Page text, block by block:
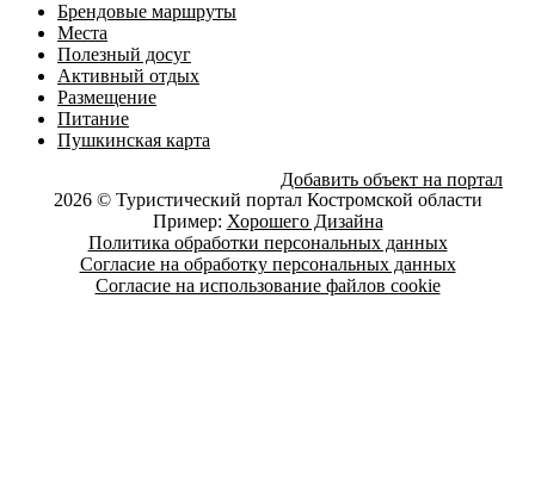
Брендовые маршруты
Места
Полезный досуг
Активный отдых
Размещение
Питание
Пушкинская карта
Добавить объект на портал
2026 © Туристический портал Костромской области
Пример: Хорошего Дизайна
Политика обработки персональных данных
Согласие на обработку персональных данных
Согласие на использование файлов cookie